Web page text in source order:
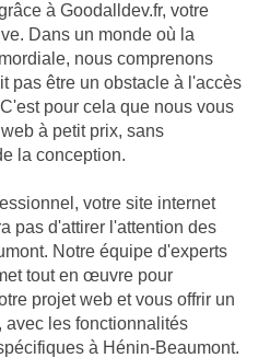
à Goodalldev.fr, votre
Dans un monde où la
nous comprenons
pas être un obstacle à l'accès
pour cela que nous vous
à petit prix, sans
la conception.
votre site internet
pas d'attirer l'attention des
Notre équipe d'experts
tout en œuvre pour
projet web et vous offrir un
avec les fonctionnalités
à Hénin-Beaumont.